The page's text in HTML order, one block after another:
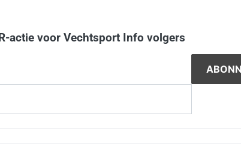
actie voor Vechtsport Info volgers